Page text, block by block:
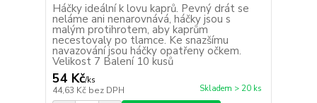
Háčky ideální k lovu kaprů. Pevný drát se
neláme ani nenarovnává, háčky jsou s
malým protihrotem, aby kaprům
necestovaly po tlamce. Ke snazšímu
navazování jsou háčky opatřeny očkem.
Velikost 7 Balení 10 kusů
54 Kč/ks
44,63 Kč bez DPH Skladem > 20 ks